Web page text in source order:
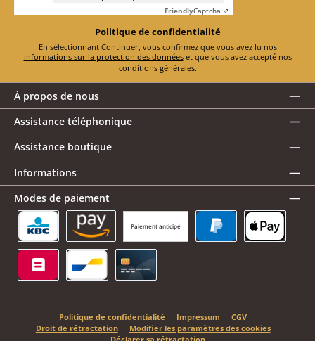
FriendlyCaptcha ⇗
Politique de confidentialité
En sélectionnant Continuer, vous confirmez que vous avez lu nos
informations sur la protection des données
et que vous avez accepté nos
conditions générales.
À propos de nous
Assistance téléphonique
Assistance boutique
Informations
Modes de paiement
Paiement anticipé
KBC/CBC Payment Button
Amazon Pay
Politique de confidentialité Impressum
CGV
Droit de rétractation
Modifier les paramètres des cookies